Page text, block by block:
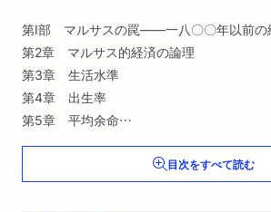
第Ⅰ部 マルサスの罠――一八〇〇年以前の
第2章 マルサス的経済の論理
第3章 生活水準
第4章 出生率
第5章 平均余命
第6章 マルサスとダーウィン――もっとも
第7章 技術進歩
目次をすべて読む